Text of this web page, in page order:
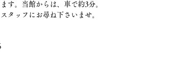
す。当館からは、車で約3分。
タッフにお尋ね下さいませ。